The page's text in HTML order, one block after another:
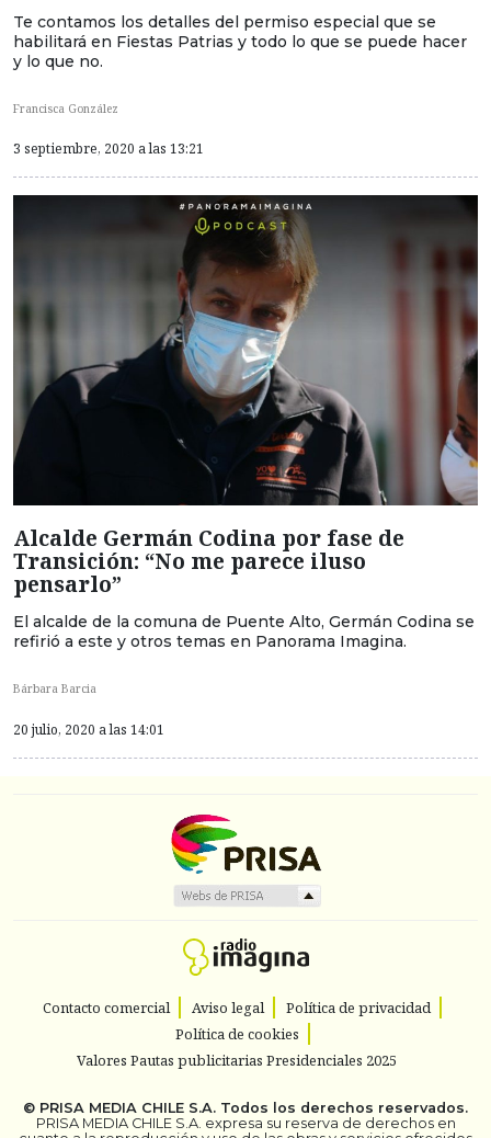
Te contamos los detalles del permiso especial que se
habilitará en Fiestas Patrias y todo lo que se puede hacer
y lo que no.
Francisca González
3 septiembre, 2020 a las 13:21
Alcalde Germán Codina por fase de
Transición: “No me parece iluso
pensarlo”
El alcalde de la comuna de Puente Alto, Germán Codina se
refirió a este y otros temas en Panorama Imagina.
Bárbara Barcia
20 julio, 2020 a las 14:01
Contacto comercial Aviso legal
Política de privacidad
Política de cookies
Valores Pautas publicitarias Presidenciales 2025
© PRISA MEDIA CHILE S.A. Todos los derechos reservados.
PRISA MEDIA CHILE S.A. expresa su reserva de derechos en